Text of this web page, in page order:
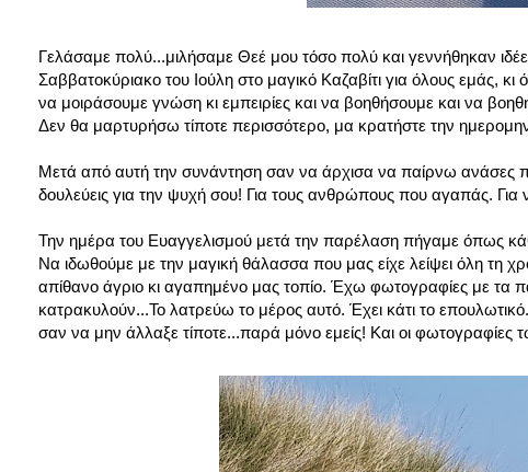
Γελάσαμε πολύ...μιλήσαμε Θεέ μου τόσο πολύ και γεννήθηκαν
Σαββατοκύριακο του Ιούλη στο μαγικό Καζαβίτι για όλους εμάς, κι
να μοιράσουμε γνώση κι εμπειρίες και να βοηθήσουμε και να
Δεν θα μαρτυρήσω τίποτε περισσότερο, μα κρατήστε την
Μετά από αυτή την συνάντηση σαν να άρχισα να παίρνω ανάσες
δουλεύεις για την ψυχή σου! Για τους ανθρώπους που αγαπάς.
Την ημέρα του Ευαγγελισμού μετά την παρέλαση πήγαμε όπως
Να ιδωθούμε με την μαγική θάλασσα που μας είχε λείψει όλη τη
απίθανο άγριο κι αγαπημένο μας τοπίο. Έχω φωτογραφίες με τα
κατρακυλούν...Το λατρεύω το μέρος αυτό. Έχει κάτι το
σαν να μην άλλαξε τίποτε...παρά μόνο εμείς! Και οι